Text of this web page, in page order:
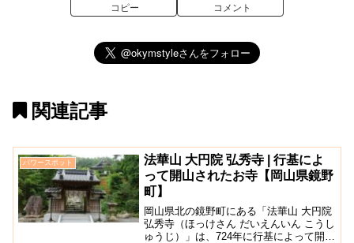
コピー コメント
関連記事
パワースポット
法華山 大円院 弘秀寺 | 行基によ
って開山されたお寺【岡山県鏡野
町】
岡山県北の鏡野町にある「法華山 大円院
弘秀寺（ほっけさん だいえんいん こうし
ゅうじ）」は、724年に行基によって開山